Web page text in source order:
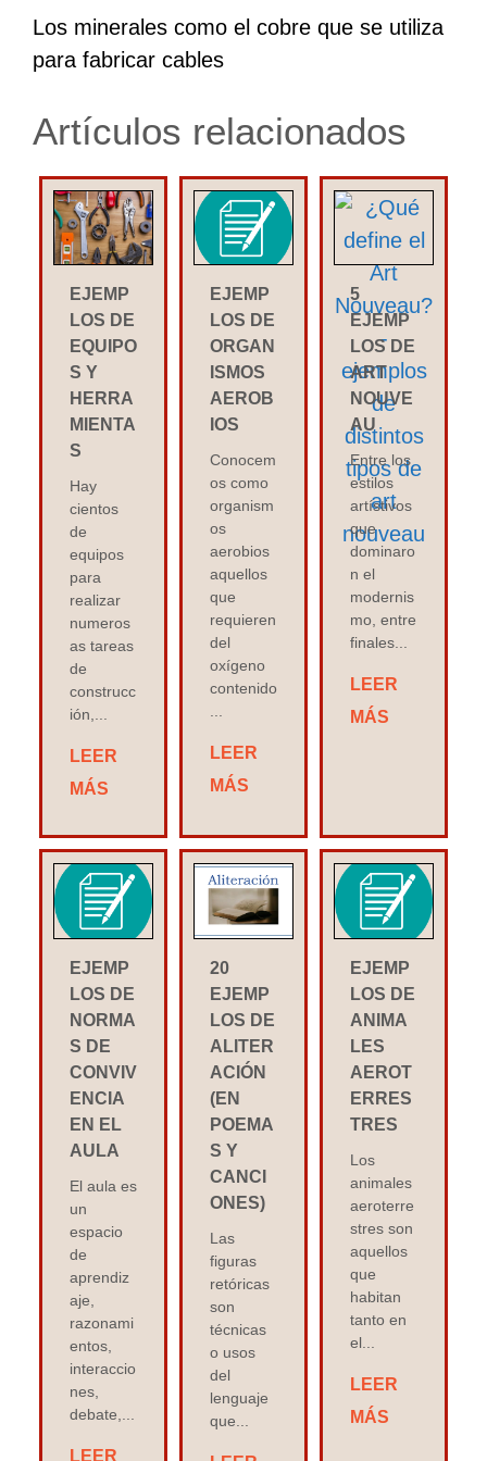
Los minerales como el cobre que se utiliza
para fabricar cables
Artículos relacionados
EJEMP
LOS DE
EQUIPO
S Y
HERRA
MIENTA
S
Hay
cientos
de
equipos
para
realizar
numeros
as tareas
de
construcc
ión,...
LEER
MÁS
EJEMP
LOS DE
ORGAN
ISMOS
AEROB
IOS
Conocem
os como
organism
os
aerobios
aquellos
que
requieren
del
oxígeno
contenido
...
LEER
MÁS
5
EJEMP
LOS DE
ART
NOUVE
AU
Entre los
estilos
artístivos
que
dominaro
n el
modernis
mo, entre
finales...
LEER
MÁS
EJEMP
LOS DE
NORMA
S DE
CONVIV
ENCIA
EN EL
AULA
El aula es
un
espacio
de
aprendiz
aje,
razonami
entos,
interaccio
nes,
debate,...
LEER
20
EJEMP
LOS DE
ALITER
ACIÓN
(EN
POEMA
S Y
CANCI
ONES)
Las
figuras
retóricas
son
técnicas
o usos
del
lenguaje
que...
EJEMP
LOS DE
ANIMA
LES
AEROT
ERRES
TRES
Los
animales
aeroterre
stres son
aquellos
que
habitan
tanto en
el...
LEER
MÁS